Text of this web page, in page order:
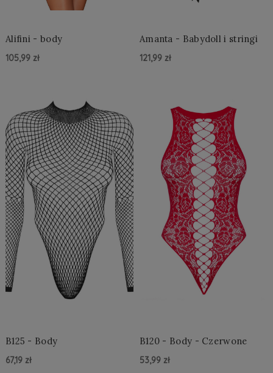
Alifini - body
105,99 zł
Amanta - Babydoll i stringi
121,99 zł
B125 - Body
67,19 zł
B120 - Body - Czerwone
53,99 zł